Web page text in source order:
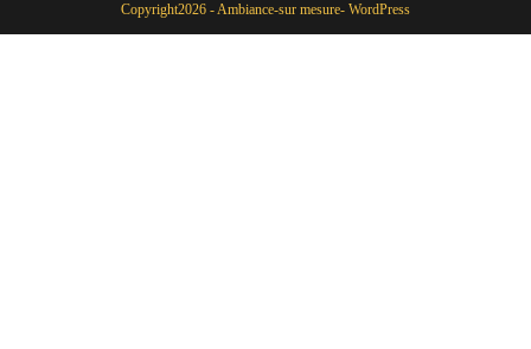
Copyright2026 - Ambiance-sur mesure- WordPress